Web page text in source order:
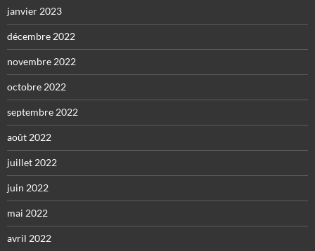
janvier 2023
décembre 2022
novembre 2022
octobre 2022
septembre 2022
août 2022
juillet 2022
juin 2022
mai 2022
avril 2022